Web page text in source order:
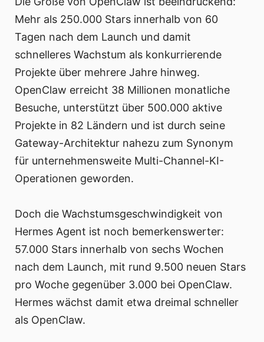
Mehr als 250.000 Stars innerhalb von 60
Tagen nach dem Launch und damit
schnelleres Wachstum als konkurrierende
Projekte über mehrere Jahre hinweg.
OpenClaw erreicht 38 Millionen monatliche
Besuche, unterstützt über 500.000 aktive
Projekte in 82 Ländern und ist durch seine
Gateway-Architektur nahezu zum Synonym
für unternehmensweite Multi-Channel-KI-
Operationen geworden.
Doch die Wachstumsgeschwindigkeit von
Hermes Agent ist noch bemerkenswerter:
57.000 Stars innerhalb von sechs Wochen
nach dem Launch, mit rund 9.500 neuen Stars
pro Woche gegenüber 3.000 bei OpenClaw.
Hermes wächst damit etwa dreimal schneller
als OpenClaw.